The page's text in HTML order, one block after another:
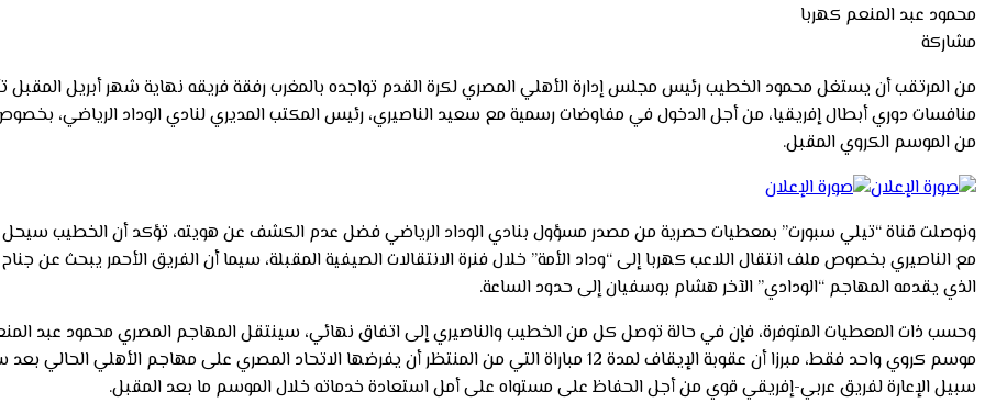
محمود عبد المنعم كهربا
مشاركة
من المرتقب أن يستغل محمود الخطيب رئيس مجلس إدارة الأهلي المصري لكرة القدم تواجده بالمغرب رفقة فريقه نهاية شهر أبريل المقبل
منافسات دوري أبطال إفريقيا، من أجل الدخول في مفاوضات رسمية مع سعيد الناصيري، رئيس المكتب المديري لنادي الوداد الرياضي، بخصوص
من الموسم الكروي المقبل.
ونوصلت قناة “تيلي سبورت” بمعطيات حصرية من مصدر مسؤول بنادي الوداد الرياضي فضل عدم الكشف عن هويته، تؤكد أن الخطيب سيحل
مع الناصيري بخصوص ملف انتقال اللاعب كهربا إلى “وداد الأمة” خلال فنرة الانتقالات الصيفية المقبلة، سيما أن الفريق الأحمر يبحث
الذي يقدمه المهاجم “الودادي” الآخر هشام بوسفيان إلى حدود الساعة.
وحسب ذات المعطيات المتوفرة، فإن في حالة توصل كل من الخطيب والناصيري إلى اتفاق نهائي، سينتقل المهاجم المصري محمود عبد
موسم كروي واحد فقط، مبرزا أن عقوبة الإيقاف لمدة 12 مباراة التي من المنتظر أن يفرضها الاتحاد المصري
سبيل الإعارة لفريق عربي-إفريقي قوي من أجل الحفاظ على مستواه على أمل استعادة خدماته خلال الموسم ما بعد المقبل.